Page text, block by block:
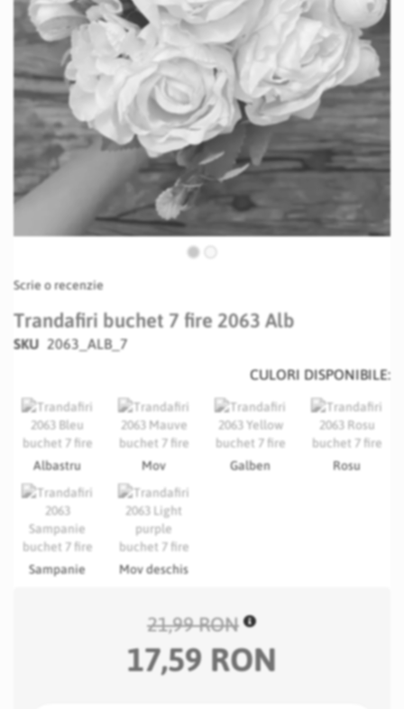
to
beginning
of
gallery
Scrie o recenzie
Trandafiri buchet 7 fire 2063 Alb
SKU 2063_ALB_7
CULORI DISPONIBILE:
Albastru Mov Galben Rosu
Sampanie Mov deschis
21,99 RON
17,59 RON